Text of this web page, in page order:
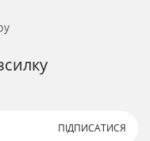
ПІДПИСАТИСЯ